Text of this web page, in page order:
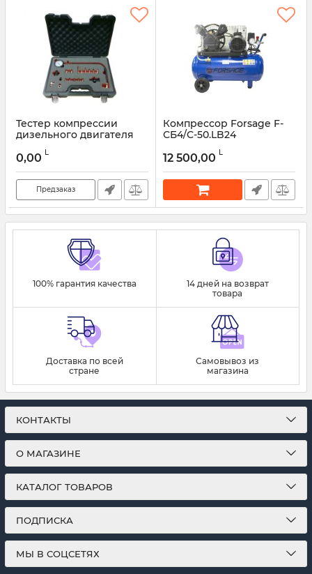
Тестер компрессии
дизельного двигателя
пр.
Артикул: 45981
0,00 L
Предзаказ
Компрессор Forsage F-
СБ4/С-50.LB24
47754
12 500,00 L
100% гарантия качества
14 дней на возврат
товара
Доставка по всей
стране
Самовывоз из
магазина
КОНТАКТЫ
О МАГАЗИНЕ
КАТАЛОГ ТОВАРОВ
ПОДПИСКА
МЫ В СОЦСЕТЯХ